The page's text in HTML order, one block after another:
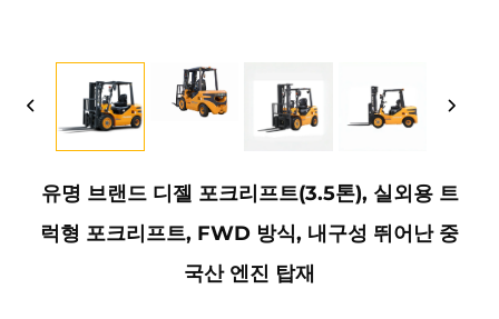
유명 브랜드 디젤 포크리프트(3.5톤), 실외용 트
럭형 포크리프트, FWD 방식, 내구성 뛰어난 중
국산 엔진 탑재